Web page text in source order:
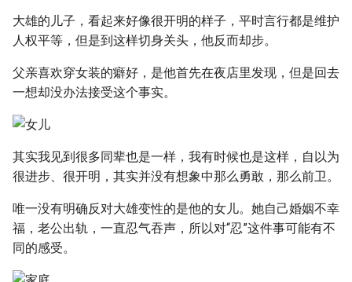
大雄的儿子，看起来好像很开明的样子，平时言行都是维护
人权平等，但是到这样切身关头，他反而却步。
父亲喜欢穿女装的癖好，是他首先在夜店里发现，但是回去
一想却没办法接受这个事实。
其实我见到很多同辈也是一样，我有时候也是这样，自以为
很进步、很开明，其实并没有想象中那么勇敢，那么前卫。
唯一没有明确反对大雄变性的是他的女儿。她自己婚姻不幸
福，老公出轨，一直忍气吞声，所以对“忍”这件事可能有不
同的感受。